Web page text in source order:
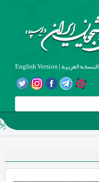
النسخه العربیه|
English Version